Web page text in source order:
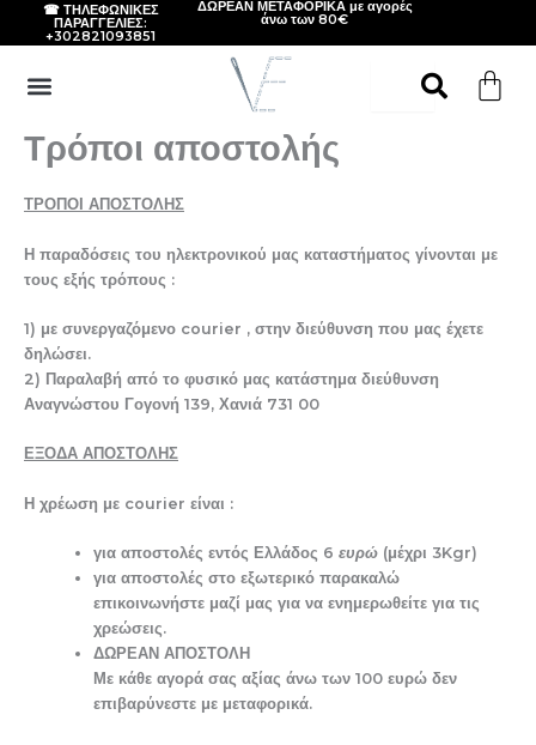
Μετάβαση☎ ΤΗΛΕΦΩΝΙΚΕΣ
ΠΑΡΑΓΓΕΛΙΕΣ:
+302821093851
ΔΩΡΕΑΝ ΜΕΤΑΦΟΡΙΚΑ με αγορές
άνω των 80€
Τρόποι αποστολής
ΤΡΟΠΟΙ ΑΠΟΣΤΟΛΗΣ
Η παραδόσεις του ηλεκτρονικού μας καταστήματος γίνονται με
τους εξής τρόπους :
1) με συνεργαζόμενο courier , στην διεύθυνση που μας έχετε
δηλώσει.
2) Παραλαβή από το φυσικό μας κατάστημα διεύθυνση
Αναγνώστου Γογονή 139, Χανιά 731 00
ΕΞΟΔΑ ΑΠΟΣΤΟΛΗΣ
Η χρέωση με courier είναι :
για αποστολές εντός Ελλάδος 6 ευρώ (μέχρι 3Kgr)
για αποστολές στο εξωτερικό παρακαλώ
επικοινωνήστε μαζί μας για να ενημερωθείτε για τις
χρεώσεις.
ΔΩΡΕΑΝ ΑΠΟΣΤΟΛΗ
Με κάθε αγορά σας αξίας άνω των 100 ευρώ δεν
επιβαρύνεστε με μεταφορικά.